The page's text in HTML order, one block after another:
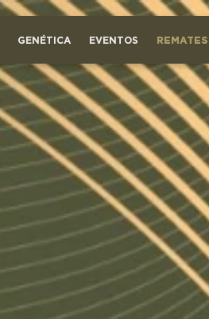
GENÉTICA EVENTOS REMATES